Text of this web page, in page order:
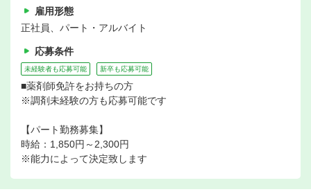
雇用形態
正社員、パート・アルバイト
応募条件
未経験者も応募可能 新卒も応募可能
■薬剤師免許をお持ちの方
※調剤未経験の方も応募可能です
【パート勤務募集】
時給：1,850円～2,300円
※能力によって決定致します